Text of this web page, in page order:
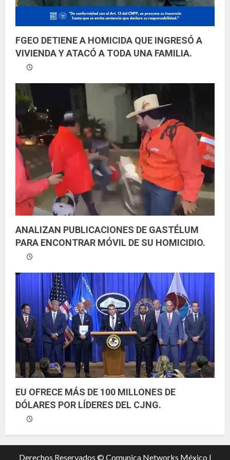
FGEO DETIENE A HOMICIDA QUE INGRESÓ A
VIVIENDA Y ATACÓ A TODA UNA FAMILIA.
ANALIZAN PUBLICACIONES DE GASTÉLUM
PARA ENCONTRAR MÓVIL DE SU HOMICIDIO.
EU OFRECE MÁS DE 100 MILLONES DE
DÓLARES POR LÍDERES DEL CJNG.
Derechos Reservados © Comunica Networks México |